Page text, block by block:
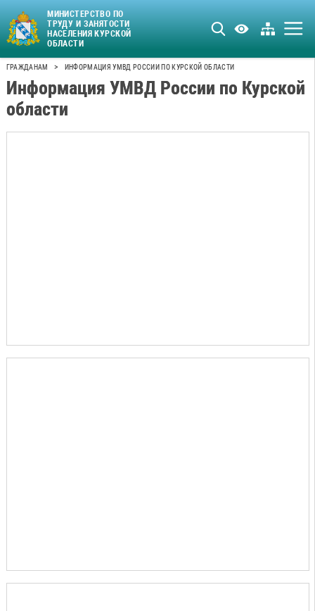
МИНИСТЕРСТВО ПО
ТРУДУ И ЗАНЯТОСТИ
НАСЕЛЕНИЯ КУРСКОЙ
ОБЛАСТИ
ГРАЖДАНАМ > ИНФОРМАЦИЯ УМВД РОССИИ ПО КУРСКОЙ ОБЛАСТИ
Информация УМВД России по Курской
области